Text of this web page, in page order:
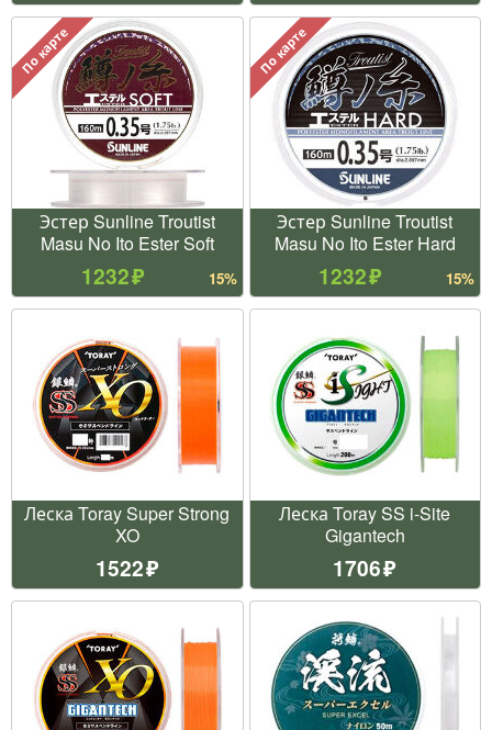
По карте
Эстер Sunline Troutist
Masu No Ito Ester Soft
1232 15%
По карте
Эстер Sunline Troutist
Masu No Ito Ester Hard
1232 15%
Леска Toray Super Strong
XO
1522
Леска Toray SS i-Site
Gigantech
1706